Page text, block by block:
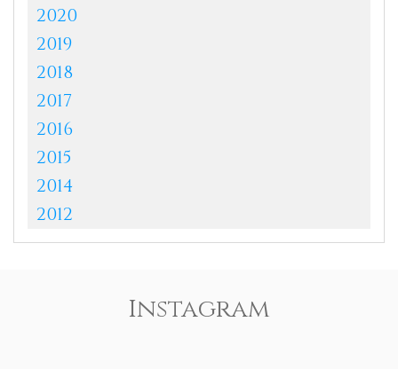
2020
2019
2018
2017
2016
2015
2014
2012
Instagram